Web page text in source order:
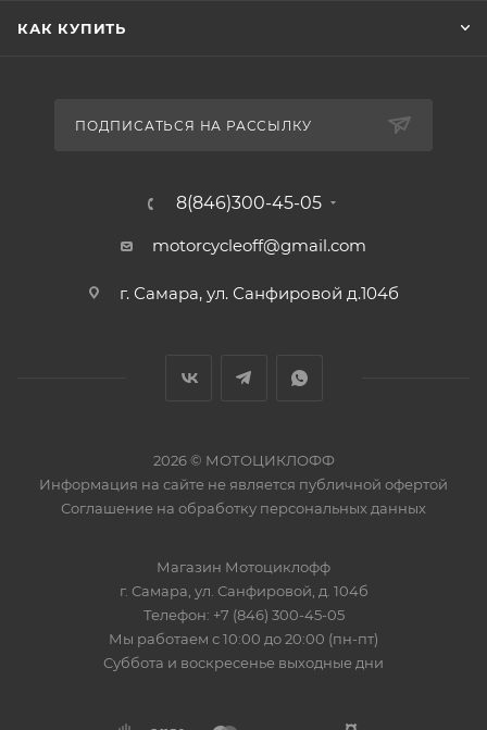
КАК КУПИТЬ
ПОДПИСАТЬСЯ НА РАССЫЛКУ
8(846)300-45-05
motorcycleoff@gmail.com
г. Самара, ул. Санфировой д.104б
2026 © МОТОЦИКЛОФФ
Информация на сайте не является публичной офертой
Соглашение на обработку персональных данных
Магазин Мотоциклофф
г. Самара ул. Санфировой, д. 104б
Телефон: +7 (846) 300-45-05
Мы работаем с 10:00 до 20:00 (пн-пт)
Суббота и воскресенье выходные дни